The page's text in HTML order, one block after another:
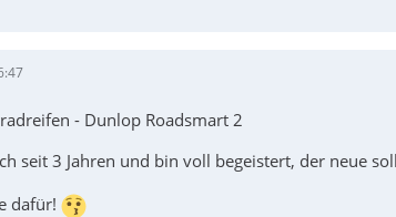
- Dunlop Roadsmart 2
seit 3 Jahren und bin voll begeistert, der neue
dafür!